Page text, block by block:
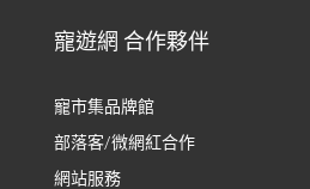
寵遊網 合作夥伴
寵市集品牌館
部落客/微網紅合作
網站服務